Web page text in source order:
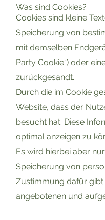
Was sind Cookies?
Cookies sind kleine
Speicherung von
mit demselben
Party Cookie“) oder
zurückgesandt.
Durch die im Cookie
Website, dass der
besucht hat. Diese
optimal anzeigen zu
Es wird hierbei aber
Speicherung von
Zustimmung dafür
angebotenen und